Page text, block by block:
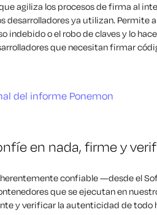
agiliza los procesos de firma al
desarrolladores ya utilizan. Permite
indebido o el robo de claves y lo
que necesitan firmar
en nada, firme y
confiable —desde el
que se ejecutan en
y verificar la autenticidad de todo